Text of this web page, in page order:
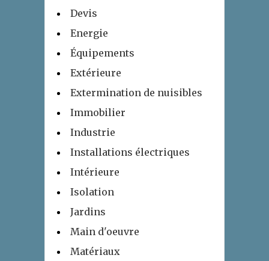
Devis
Energie
Équipements
Extérieure
Extermination de nuisibles
Immobilier
Industrie
Installations électriques
Intérieure
Isolation
Jardins
Main d'oeuvre
Matériaux